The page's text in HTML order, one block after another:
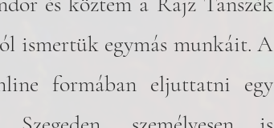
ismertük egymás munkáit. A
formában eljuttatni egy